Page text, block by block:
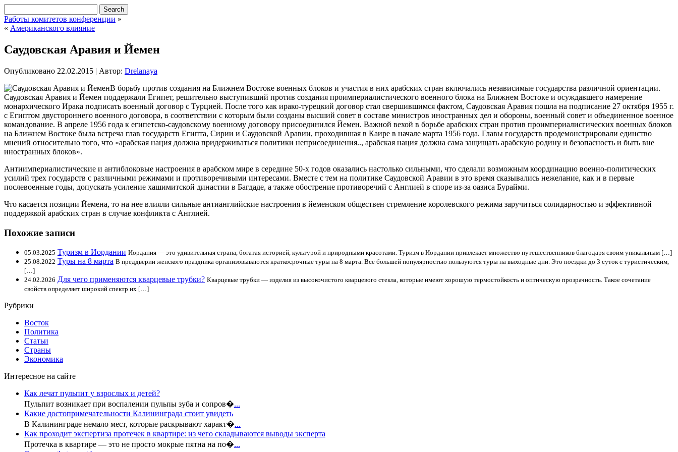
Работы комитетов конференции »
« Американского влияние
Саудовская Аравия и Йемен
Опубликовано 22.02.2015 | Автор: Drelanaya
В борьбу против создания на Ближнем Востоке военных блоков и участия в них арабских стран включались независимые государства различной ориентации.
Саудовская Аравия и Йемен поддержали Египет, решительно выступивший против создания проимпериалистического военного блока на Ближнем Востоке и осуждавшего намерение
монархического Ирака подписать военный договор с Турцией. После того как ирако-турецкий договор стал свершившимся фактом, Саудовская Аравия пошла на подписание 27 октября 1955 г.
с Египтом двустороннего военного договора, в соответствии с которым были созданы высший совет в составе министров иностранных дел и обороны, военный совет и объединенное военное
командование. В апреле 1956 года к египетско-саудовскому военному договору присоединился Йемен. Важной вехой в борьбе арабских стран против проимпериалисгических военных блоков
на Ближнем Востоке была встреча глав государств Египта, Сирии и Саудовской Аравии, проходившая в Каире в начале марта 1956 года. Главы государств продемонстрировали единство
мнений относительно того, что «арабская нация должна придерживаться политики неприсоединения.., арабская нация должна сама защищать арабскую родину и безопасность и быть вне
иностранных блоков».
Антиимпериалистические и антиблоковые настроения в арабском мире в середине 50-х годов оказались настолько сильными, что сделали возможным координацию военно-политических
усилий трех государств с различными режимами и противоречивыми интересами. Вместе с тем на политике Саудовской Аравии в это время сказывались нежелание, как и в первые
послевоенные годы, допускать усиление хашимитской династии в Багдаде, а также обострение противоречий с Англией в споре из-за оазиса Бурайми.
Что касается позиции Йемена, то на нее влияли сильные антианглийские настроения в йеменском обществен стремление королевского режима заручиться солидарностью и эффективной
поддержкой арабских стран в случае конфликта с Англией.
Похожие записи
05.03.2025 Туризм в Иордании Иордания — это удивительная страна, богатая историей, культурой и природными красотами. Туризм в Иордании привлекает множество путешественников благодаря своим уникальным […]
25.08.2022 Туры на 8 марта В преддверии женского праздника организовываются краткосрочные туры на 8 марта. Все большей популярностью пользуются туры на выходные дни. Это поездки до 3 суток с туристическим,
[…]
24.02.2026 Для чего применяются кварцевые трубки? Кварцевые трубки — изделия из высокочистого кварцевого стекла, которые имеют хорошую термостойкость и оптическую прозрачность. Такое сочетание
свойств определяет широкий спектр их […]
Рубрики
Восток
Политика
Статьи
Страны
Экономика
Интересное на сайте
Как лечат пульпит у взрослых и детей?
Пульпит возникает при воспалении пульпы зуба и сопров�...
Какие достопримечательности Калининграда стоит увидеть
В Калининграде немало мест, которые раскрывают характ�...
Как проходит экспертиза протечек в квартире: из чего складываются выводы эксперта
Протечка в квартире — это не просто мокрые пятна на по�...